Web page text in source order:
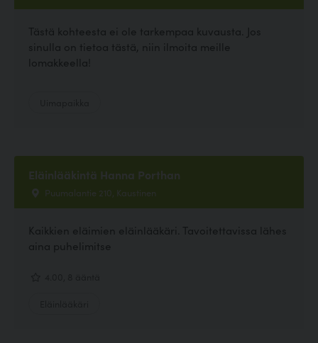
Tästä kohteesta ei ole tarkempaa kuvausta. Jos
sinulla on tietoa tästä, niin ilmoita meille
lomakkeella!
Eläinlääkintä Hanna Porthan
Puumalantie 210, Kaustinen
Kaikkien eläimien eläinlääkäri. Tavoitettavissa lähes
aina puhelimitse